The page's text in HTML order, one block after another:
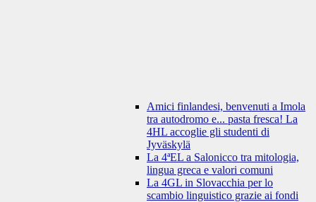
Amici finlandesi, benvenuti a Imola
tra autodromo e... pasta fresca! La
4HL accoglie gli studenti di
Jyväskylä
La 4ªEL a Salonicco tra mitologia,
lingua greca e valori comuni
La 4GL in Slovacchia per lo
scambio linguistico grazie ai fondi